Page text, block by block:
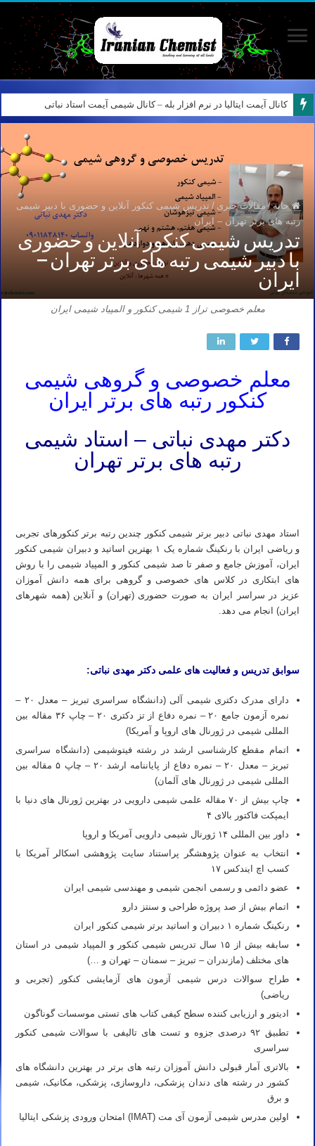
کانال آیمت ایتالیا در نرم افزار بله – کانال شیمی آیمت استاد نباتی
خانه / مقالات خبری / تدریس شیمی کنکور آنلاین و حضوری با دبیر شیمی
رتبه های برتر تهران – ایران
تدریس شیمی کنکور آنلاین و حضوری
با دبیر شیمی رتبه های برتر تهران –
ایران
معلم خصوصی تراز 1 شیمی کنکور و المپیاد شیمی ایران
معلم خصوصی و گروهی شیمی
کنکور رتبه های برتر ایران
دکتر مهدی نباتی – استاد شیمی
رتبه های برتر تهران
استاد مهدی نباتی دبیر برتر شیمی کنکور چندین رتبه برتر کنکورهای تجربی
و ریاضی ایران با رنکینگ شماره یک ۱ بهترین اساتید و دبیران شیمی کنکور
ایران، آموزش جامع و صفر تا صد شیمی کنکور و المپیاد شیمی را با روش
های ابتکاری در کلاس های خصوصی و گروهی برای همه دانش آموزان
عزیز در سراسر ایران به صورت حضوری (تهران) و آنلاین (همه شهرهای
ایران) انجام می دهد.
سوابق تدریس و فعالیت های علمی دکتر مهدی نباتی:
دارای مدرک دکتری شیمی آلی (دانشگاه سراسری تبریز – معدل ۲۰ –
نمره آزمون جامع ۲۰ – نمره دفاع از تز دکتری ۲۰ – چاپ ۳۶ مقاله بین
المللی شیمی در ژورنال های اروپا و آمریکا)
اتمام مقطع کارشناسی ارشد در رشته فیتوشیمی (دانشگاه سراسری
تبریز – معدل ۲۰ – نمره دفاع از پایاننامه ارشد ۲۰ – چاپ ۵ مقاله بین
المللی شیمی در ژورنال های آلمان)
چاپ بیش از ۷۰ مقاله علمی شیمی دارویی در بهترین ژورنال های دنیا با
ایمپکت فاکتور بالای ۴
داور بین المللی ۱۴ ژورنال شیمی دارویی آمریکا و اروپا
انتخاب به عنوان پژوهشگر پراستناد سایت پژوهشی اسکالر آمریکا با
کسب اچ ایندکس ۱۷
عضو دائمی و رسمی انجمن شیمی و مهندسی شیمی ایران
اتمام بیش از صد پروژه طراحی و سنتز دارو
رنکینگ شماره ۱ دبیران و اساتید برتر شیمی کنکور ایران
سابقه بیش از ۱۵ سال تدریس شیمی کنکور و المپیاد شیمی در استان
های مختلف (مازندران – تبریز – سمنان – تهران و …)
طراح سوالات درس شیمی آزمون های آزمایشی کنکور (تجربی و
ریاضی)
ادیتور و ارزیابی کننده سطح کیفی کتاب های تستی موسسات گوناگون
تطبیق ۹۲ درصدی جزوه و تست های تالیفی با سوالات شیمی کنکور
سراسری
بالاتری آمار قبولی دانش آموزان رتبه های برتر در بهترین دانشگاه های
کشور در رشته های دندان پزشکی، داروسازی، پزشکی، مکانیک، شیمی
و برق
اولین مدرس شیمی آزمون آی مت (IMAT) امتحان ورودی پزشکی ایتالیا